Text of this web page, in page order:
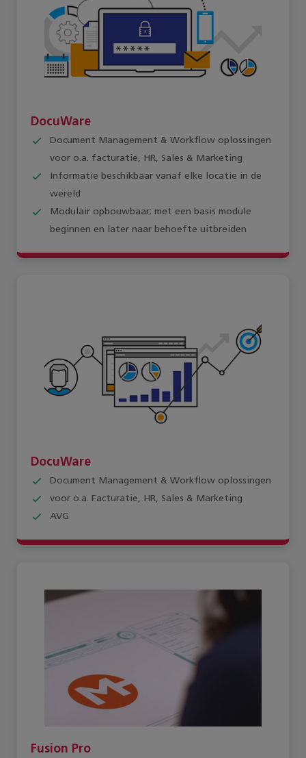
DocuWare
Document Management & Workflow oplossingen
voor o.a. facturatie, HR, Sales & Marketing
Informatie beschikbaar vanaf elke locatie in de
wereld
Modulair opbouwbaar; met een basis module
beginnen en later naar behoefte uitbreiden
DocuWare
Document Management & Workflow oplossingen
voor o.a. Facturatie, HR, Sales & Marketing
AVG
Fusion Pro